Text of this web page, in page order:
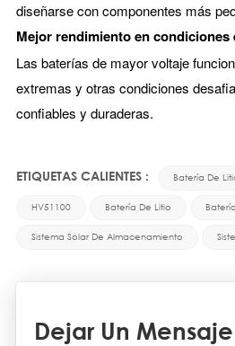
diseñarse con componentes más
Mejor rendimiento en condiciones
Las baterías de mayor voltaje
extremas y otras condiciones
confiables y duraderas.
ETIQUETAS CALIENTES : Batería De
HV51100 Batería De Litio
Sistema Solar De Almacenamiento
Dejar Un Mensaje